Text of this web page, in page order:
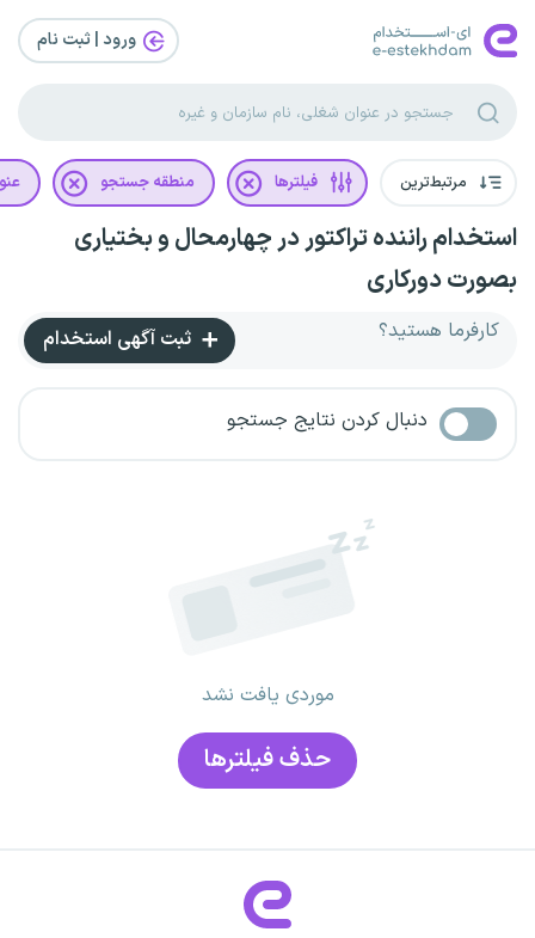
ورود | ثبت‌ نام
مرتبط‌ترین فیلترها منطقه جستجو
استخدام راننده تراکتور در چهارمحال و بختیاری
بصورت دورکاری
کارفرما هستید؟ ثبت آگهی استخدام
دنبال کردن نتایج جستجو
موردی یافت نشد
حذف فیلتر‌ها